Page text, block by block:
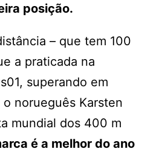
posição.
– que tem 100
a praticada na
superando em
norueguês Karsten
mundial dos 400 m
é a melhor do ano